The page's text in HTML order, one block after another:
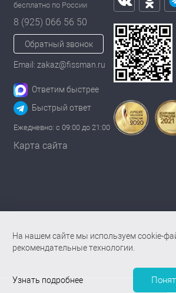
бесплатно по России
8 (925) 066 56 50
Обратный звонок
Email: zakaz@fissman.ru
Ответим быстрее
Быстрый ответ
Ежедневно: с 09:00 до 21:00
Карта сайта
На нашем сайте мы используем cookie-
рекомендательные технологии.
Узнать подробнее